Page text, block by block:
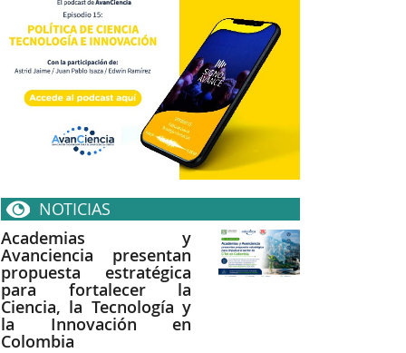
NOTICIAS
Academias y
Avanciencia presentan
propuesta estratégica
para fortalecer la
Ciencia, la Tecnología y
la Innovación en
Colombia